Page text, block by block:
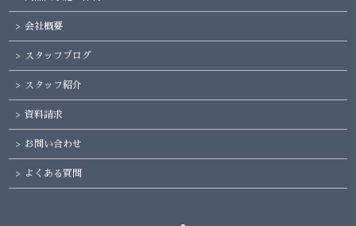
会社概要
スタッフブログ
スタッフ紹介
資料請求
お問い合わせ
よくある質問